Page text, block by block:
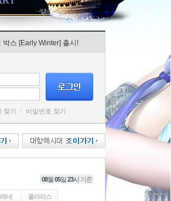
박스 [Early Winter] 출시!
찾기 비밀번호 찾기
08월 05일 23시 기준
네 폴라리스